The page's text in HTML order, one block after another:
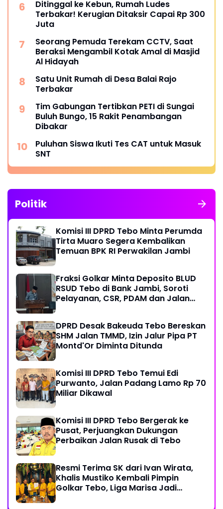
Ditinggal ke Kebun, Rumah Ludes
Terbakar! Kerugian Ditaksir Capai Rp 300
Juta
Seorang Pemuda Terekam CCTV, Saat
Beraksi Mengambil Kotak Amal di Masjid
Al Hidayah
Satu Unit Rumah di Desa Balai Rajo
Terbakar
Tim Gabungan Tertibkan PETI di Sungai
Buluh Bungo, 15 Rakit Penambangan
Dibakar
Puluhan Siswa Ikuti Tes CAT untuk Masuk
SNT
Politik
Komisi III DPRD Tebo Minta Perumda
Tirta Muaro Segera Kembalikan
Temuan BPK RI Perwakilan Jambi
Fraksi Golkar Minta Deposito BLUD
RSUD Tebo di Bank Jambi, Soroti
Pelayanan, CSR, PDAM dan Jalan
DPRD Desak Bakeuda Tebo Bereskan
SHM Jalan TMMD, Izin Jalur Pipa PT
Montd'Or Diminta Ditunda
Komisi III DPRD Tebo Temui Edi
Purwanto, Jalan Padang Lamo Rp 70
Miliar Dikawal
Komisi III DPRD Tebo Bergerak ke
Pusat, Perjuangkan Dukungan
Perbaikan Jalan Rusak di Tebo
Resmi Terima SK dari Ivan Wirata,
Khalis Mustiko Kembali Pimpin
Golkar Tebo, Liga Marisa Jadi